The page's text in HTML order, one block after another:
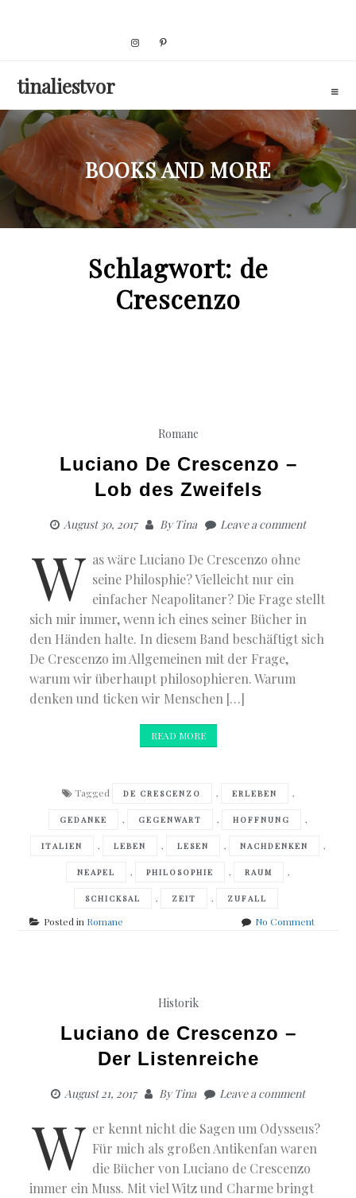
tinaliestvor
BOOKS AND MORE
Schlagwort: de
Crescenzo
Romane
Luciano De Crescenzo –
Lob des Zweifels
August 30, 2017 ByTina Leave a comment
W as wäre Luciano De Crescenzo ohne
seine Philosphie? Vielleicht nur ein
einfacher Neapolitaner? Die Frage stellt
sich mir immer, wenn ich eines seiner Bücher in
den Händen halte. In diesem Band beschäftigt sich
De Crescenzo im Allgemeinen mit der Frage,
warum wir überhaupt philosophieren. Warum
denken und ticken wir Menschen […]
READ MORE
Tagged DE CRESCENZO , ERLEBEN ,
GEDANKE , GEGENWART , HOFFNUNG ,
ITALIEN , LEBEN , LESEN , NACHDENKEN ,
NEAPEL , PHILOSOPHIE , RAUM ,
SCHICKSAL , ZEIT , ZUFALL
Posted in Romane No Commenton
Historik
Luciano de Crescenzo –
Der Listenreiche
August 21, 2017 ByTina Leave a comment
W er kennt nicht die Sagen um Odysseus?
Für mich als großen Antikenfan waren
die Bücher von Luciano de Crescenzo
immer ein Muss. Mit viel Witz und Charme bringt